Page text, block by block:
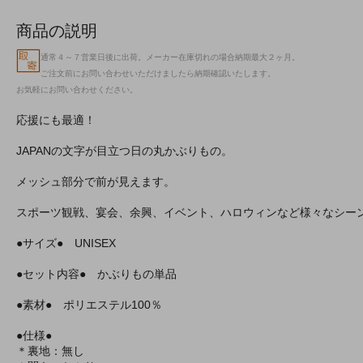
商品の説明
通常４～７営業日後に出荷。メーカー在庫切れの場合納期最大２ヶ月。
ご注文前にお問い合わせいただけましたら納期確認いたします。
お気軽にお問い合わせください。
応援にも最適！
JAPANの文字が目立つ日の丸かぶりもの。
メッシュ部分で前が見えます。
スポーツ観戦、宴会、余興、イベント、ハロウィンなど様々なシー
●サイズ● UNISEX
●セット内容● かぶりもの単品
●素材● ポリエステル100％
●仕様●
＊裏地：無し